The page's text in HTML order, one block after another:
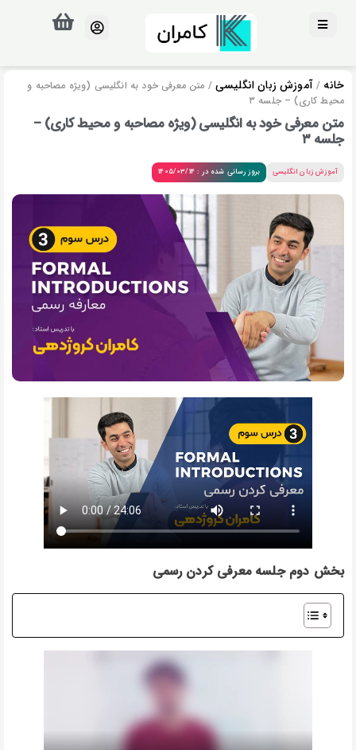
خانه /آموزش زبان انگلیسی / متن معرفی خود به انگلیسی (ویژه مصاحبه و
محیط کاری) – جلسه ۳
متن معرفی خود به انگلیسی (ویژه مصاحبه و محیط کاری) –
جلسه ۳
آموزش زبان انگلیسی بروز رسانی شده در : 1405/03/14
بخش دوم جلسه معرفی کردن رسمی